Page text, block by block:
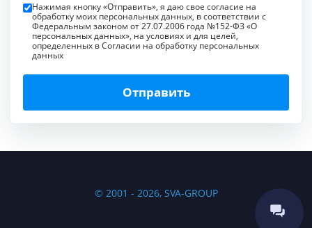
Нажимая кнопку «Отправить», я даю свое согласие на
обработку моих персональных данных, в соответствии с
Федеральным законом от 27.07.2006 года №152-ФЗ «О
персональных данных», на условиях и для целей,
определенных в Согласии на обработку персональных
данных
Отправить
© 2001 - 2026, SVA-GROUP